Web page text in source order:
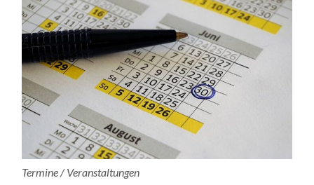
Termine / Veranstaltungen